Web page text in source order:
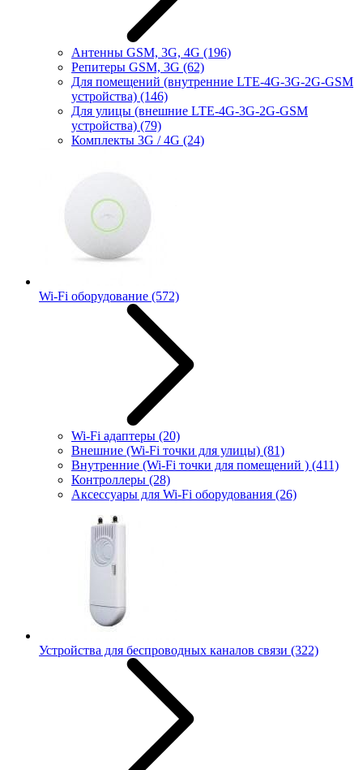
Антенны GSM, 3G, 4G (196)
Репитеры GSM, 3G (62)
Для помещений (внутренние LTE-4G-3G-2G-GSM
устройства) (146)
Для улицы (внешние LTE-4G-3G-2G-GSM
устройства) (79)
Комплекты 3G / 4G (24)
Wi-Fi оборудование (572)
Wi-Fi адаптеры (20)
Внешние (Wi-Fi точки для улицы) (81)
Внутренние (Wi-Fi точки для помещений ) (411)
Контроллеры (28)
Аксессуары для Wi-Fi оборудования (26)
Устройства для беспроводных каналов связи (322)